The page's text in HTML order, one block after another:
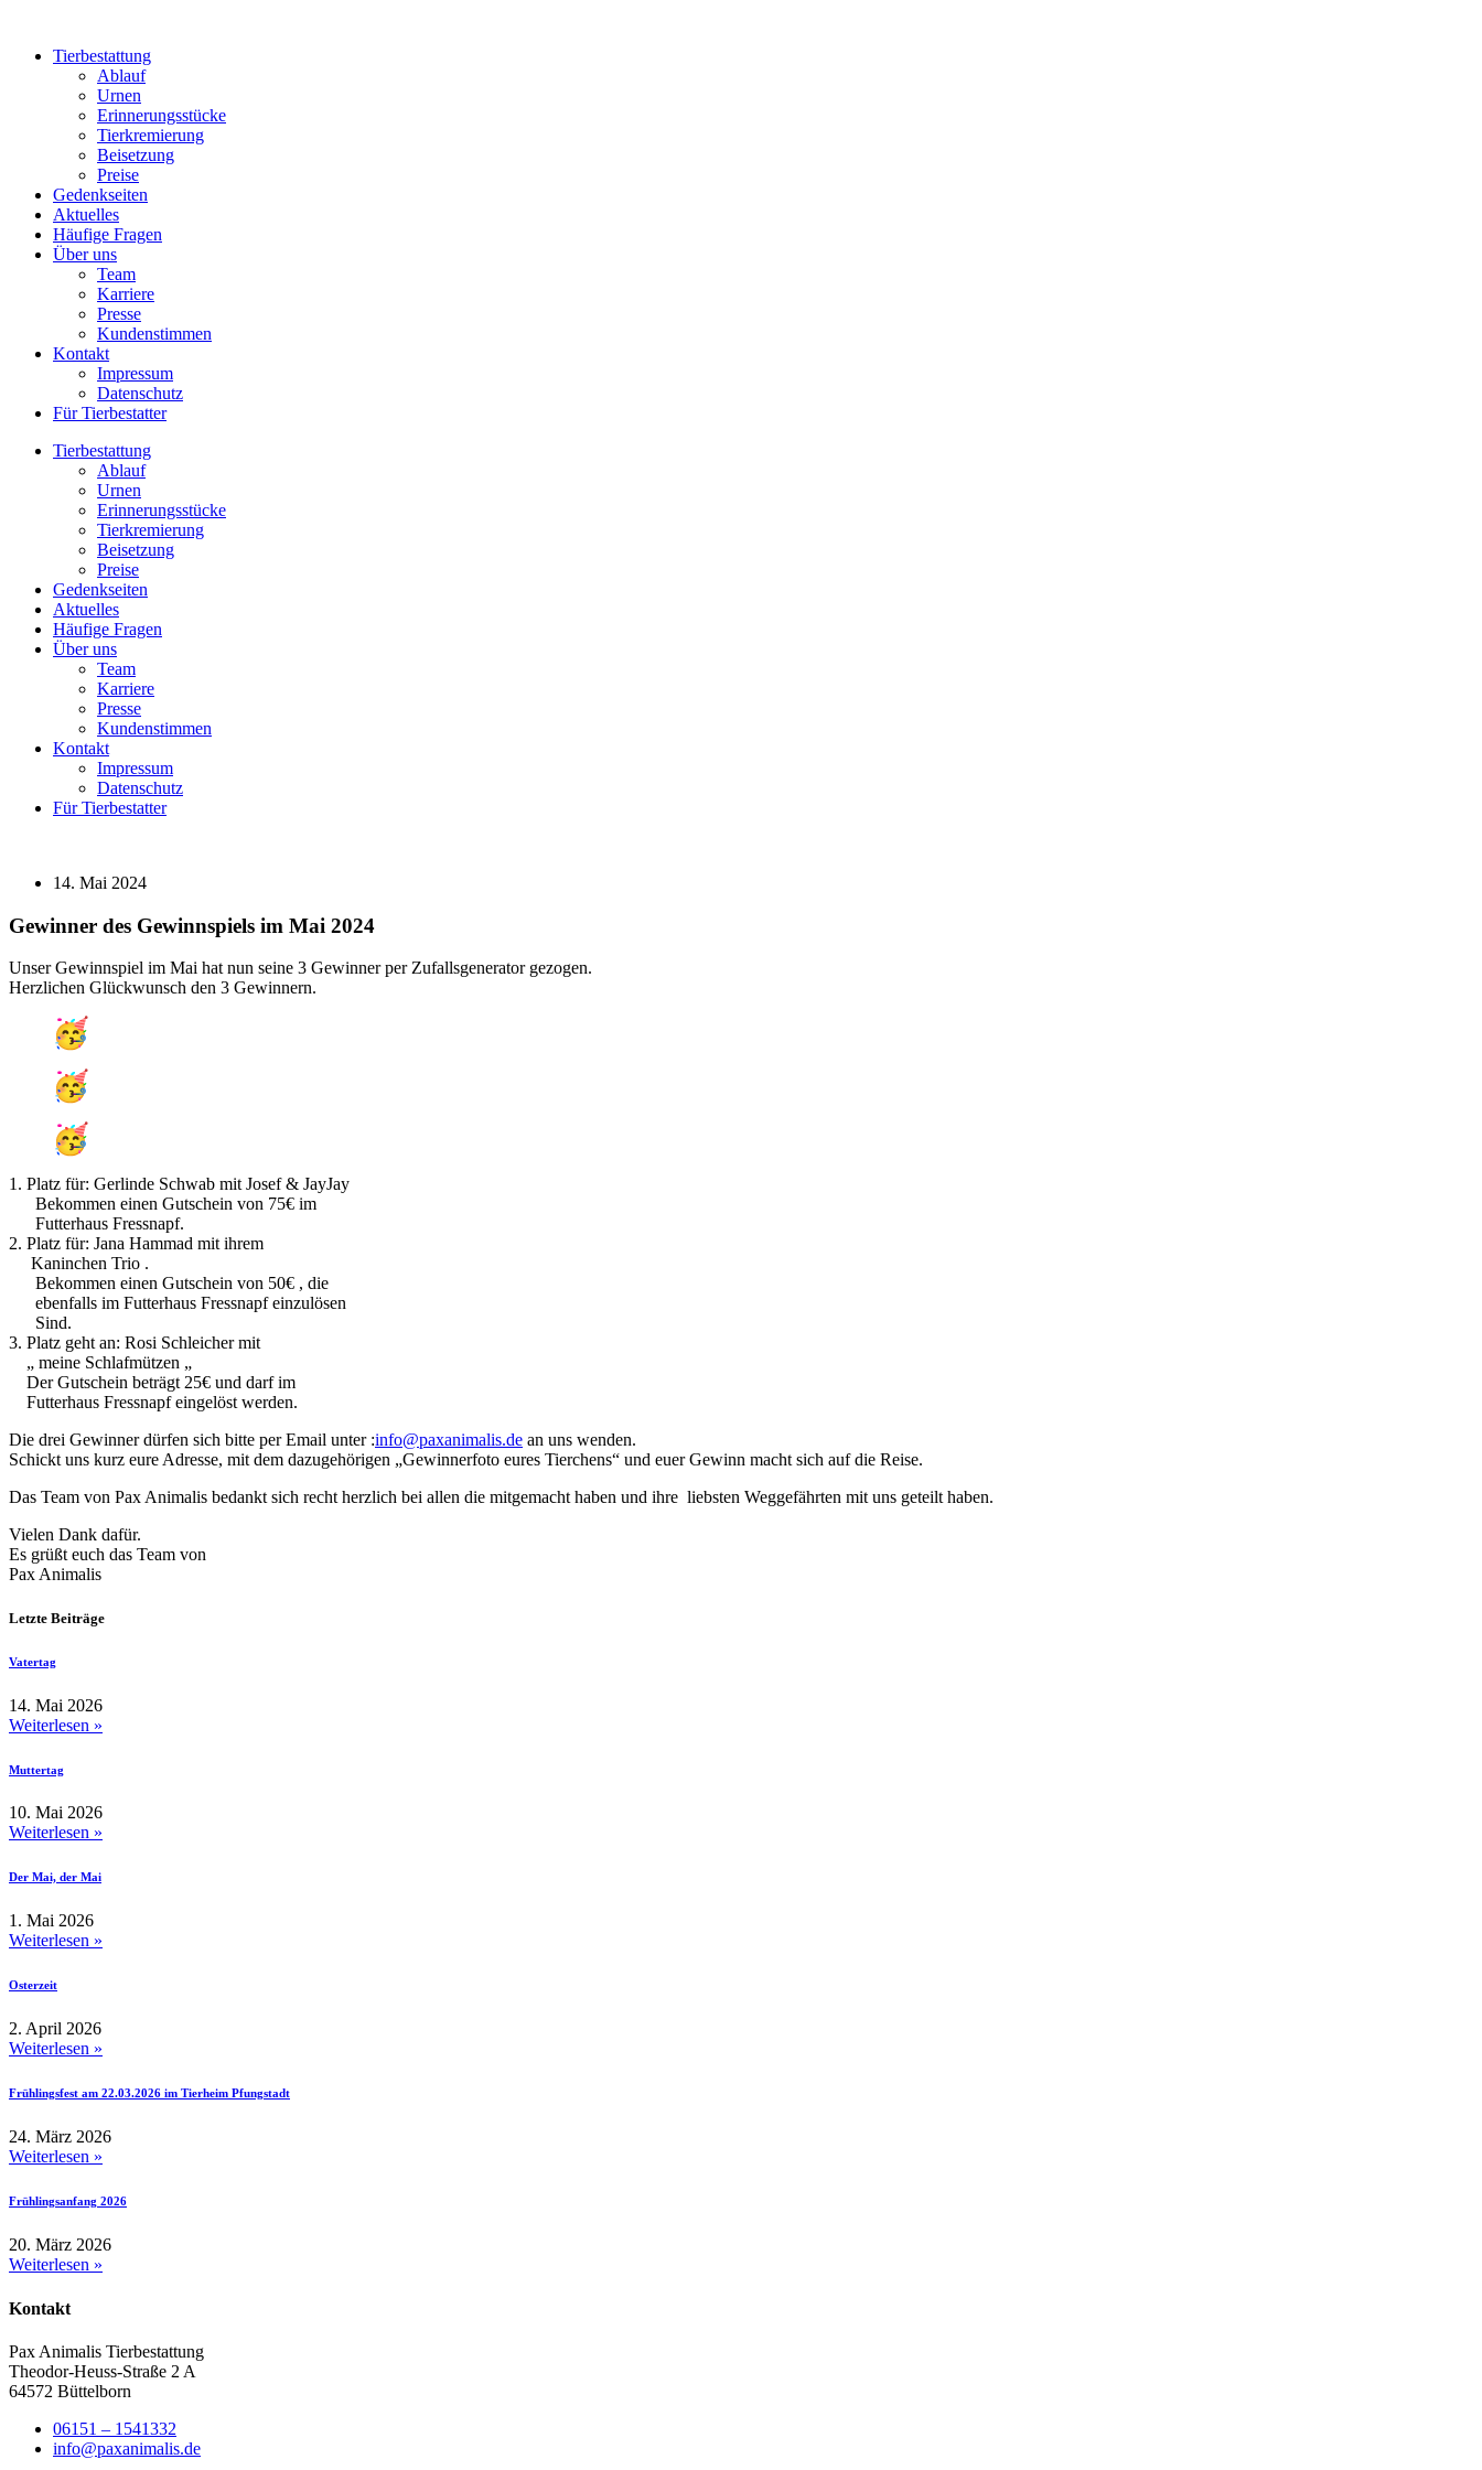
wechselnTierbestattung
Ablauf
Urnen
Erinnerungsstücke
Tierkremierung
Beisetzung
Preise
Gedenkseiten
Aktuelles
Häufige Fragen
Über uns
Team
Karriere
Presse
Kundenstimmen
Kontakt
Impressum
Datenschutz
Für Tierbestatter
Tierbestattung
Ablauf
Urnen
Erinnerungsstücke
Tierkremierung
Beisetzung
Preise
Gedenkseiten
Aktuelles
Häufige Fragen
Über uns
Team
Karriere
Presse
Kundenstimmen
Kontakt
Impressum
Datenschutz
Für Tierbestatter
14. Mai 2024
Gewinner des Gewinnspiels im Mai 2024
Unser Gewinnspiel im Mai hat nun seine 3 Gewinner per Zufallsgenerator gezogen.
Herzlichen Glückwunsch den 3 Gewinnern.
1. Platz für: Gerlinde Schwab mit Josef & JayJay
Bekommen einen Gutschein von 75€ im
Futterhaus Fressnapf.
2. Platz für: Jana Hammad mit ihrem
Kaninchen Trio .
Bekommen einen Gutschein von 50€ , die
ebenfalls im Futterhaus Fressnapf einzulösen
Sind.
3. Platz geht an: Rosi Schleicher mit
„ meine Schlafmützen „
Der Gutschein beträgt 25€ und darf im
Futterhaus Fressnapf eingelöst werden.
Die drei Gewinner dürfen sich bitte per Email unter :info@paxanimalis.de an uns wenden.
Schickt uns kurz eure Adresse, mit dem dazugehörigen „Gewinnerfoto eures Tierchens“ und euer Gewinn macht sich auf die Reise.
Das Team von Pax Animalis bedankt sich recht herzlich bei allen die mitgemacht haben und ihre liebsten Weggefährten mit uns geteilt haben.
Vielen Dank dafür.
Es grüßt euch das Team von
Pax Animalis
Letzte Beiträge
Vatertag
14. Mai 2026
Weiterlesen »
Muttertag
10. Mai 2026
Weiterlesen »
Der Mai, der Mai
1. Mai 2026
Weiterlesen »
Osterzeit
2. April 2026
Weiterlesen »
Frühlingsfest am 22.03.2026 im Tierheim Pfungstadt
24. März 2026
Weiterlesen »
Frühlingsanfang 2026
20. März 2026
Weiterlesen »
Kontakt
Pax Animalis Tierbestattung
Theodor-Heuss-Straße 2 A
64572 Büttelborn
06151 – 1541332
info@paxanimalis.de